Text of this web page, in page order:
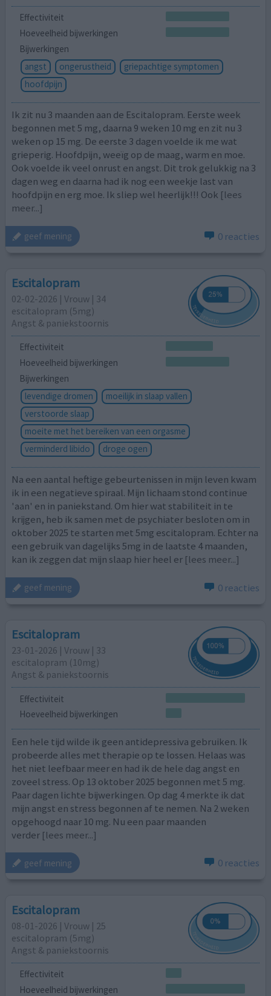
Effectiviteit
Hoeveelheid bijwerkingen
Bijwerkingen
angst
ongerustheid
griepachtige symptomen
hoofdpijn
Ik zit nu 3 maanden aan de Escitalopram. Eerste week
begonnen met 5 mg, daarna 9 weken 10 mg en zit nu 3
weken op 15 mg. De eerste 3 dagen voelde ik me wat
grieperig. Hoofdpijn, weeïg op de maag, warm en moe.
Ook voelde ik veel onrust en angst. Dit trok gelukkig na 3
dagen weg en daarna had ik nog een weekje last van
hoofdpijn en erg moe. Ik sliep wel heerlijk!!! Ook [lees
meer...]
geef mening 0 reacties
Escitalopram
02-02-2026 | Vrouw | 34
escitalopram (5mg)
Angst & paniekstoornis
Effectiviteit
Hoeveelheid bijwerkingen
Bijwerkingen
levendige dromen
moeilijk in slaap vallen
verstoorde slaap
moeite met het bereiken van een orgasme
verminderd libido
droge ogen
Na een aantal heftige gebeurtenissen in mijn leven kwam
ik in een negatieve spiraal. Mijn lichaam stond continue
'aan' en in paniekstand. Om hier wat stabiliteit in te
krijgen, heb ik samen met de psychiater besloten om in
oktober 2025 te starten met 5mg escitalopram. Echter na
een gebruik van dagelijks 5mg in de laatste 4 maanden,
kan ik zeggen dat mijn slaap hier heel er [lees meer...]
geef mening 0 reacties
Escitalopram
23-01-2026 | Vrouw | 33
escitalopram (10mg)
Angst & paniekstoornis
Effectiviteit
Hoeveelheid bijwerkingen
Een hele tijd wilde ik geen antidepressiva gebruiken. Ik
probeerde alles met therapie op te lossen. Helaas was
het niet leefbaar meer en had ik de hele dag angst en
zoveel stress. Op 13 oktober 2025 begonnen met 5 mg.
Paar dagen lichte bijwerkingen. Op dag 4 merkte ik dat
mijn angst en stress begonnen af te nemen. Na 2 weken
opgehoogd naar 10 mg. Nu een paar maanden
verder [lees meer...]
geef mening 0 reacties
Escitalopram
08-01-2026 | Vrouw | 25
escitalopram (5mg)
Angst & paniekstoornis
Effectiviteit
Hoeveelheid bijwerkingen